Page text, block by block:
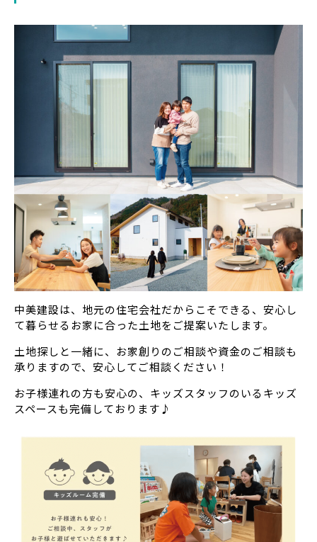
中美建設は、地元の住宅会社だからこそできる、安心し
て暮らせるお家に合った土地をご提案いたします。
土地探しと一緒に、お家創りのご相談や資金のご相談も
承りますので、安心してご相談ください！
お子様連れの方も安心の、キッズスタッフのいるキッズ
スペースも完備しております♪